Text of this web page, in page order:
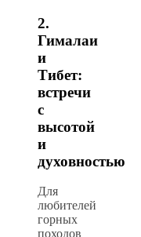
2.
Гималаи
и
Тибет:
встречи
с
высотой
и
духовностью
Для
любителей
горных
походов